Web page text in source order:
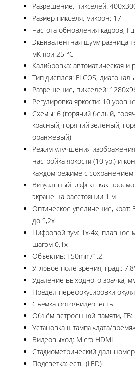
Разрешение, пикселей:
Размер пикселя, микрон: 17
Частота обновления кадров,
Эквивалентная шуму разница
мК при 25 °C
Калибровка: автоматическая и
Тип дисплея: FLCOS,
Разрешение, пикселей:
Регулировка яркости: 10
Схемы: 6 (горячий белый,
красный, горячий зелёный,
оранжевый)
Режим улучшения
настройка яркости (10 ур.) и
каждом режиме с сохранением
Визуальный эффект: как
экране на расстоянии 1 м
Оптическое увеличение,
до 9,2x
Цифровой зум: 1x-4x, плавное
шагом 0,1x
Объектив: F50mm/1.2
Угловое поле зрения, град.:
Удаление выходного зрачка,
Предел перефокусировки
Съёмка фото/видео: есть
Объём встроенной памяти, ГБ:
Установка штампа «дата/
Видеовыход: Micro HDMI
Стадиометрический
Подсветка: есть (LED)